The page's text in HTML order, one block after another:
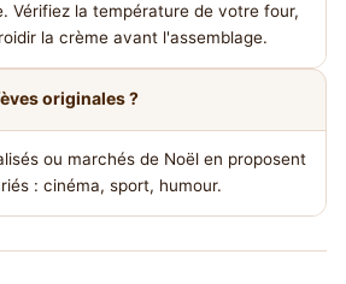
Vérifiez la température de votre four,
la crème avant l'assemblage.
originales ?
ou marchés de Noël en proposent
: cinéma, sport, humour.